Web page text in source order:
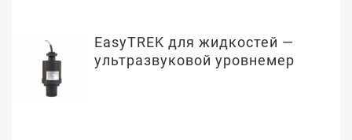
EasyTREK для жидкостей —
ультразвуковой уровнемер